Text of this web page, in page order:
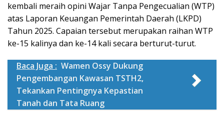
kembali meraih opini Wajar Tanpa Pengecualian (WTP)
atas Laporan Keuangan Pemerintah Daerah (LKPD)
Tahun 2025. Capaian tersebut merupakan raihan WTP
ke-15 kalinya dan ke-14 kali secara berturut-turut.
Baca Juga : Wamen Ossy Dukung
Pengembangan Kawasan TSTH2,
Tekankan Pentingnya Kepastian
Tanah dan Tata Ruang